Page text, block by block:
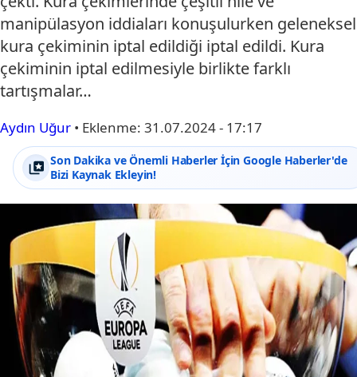
manipülasyon iddiaları konuşulurken geleneksel
kura çekiminin iptal edildiği iptal edildi. Kura
çekiminin iptal edilmesiyle birlikte farklı
tartışmalar…
Aydın Uğur • Eklenme: 31.07.2024 - 17:17
Son Dakika ve Önemli Haberler İçin Google Haberler'de
Bizi Kaynak Ekleyin!